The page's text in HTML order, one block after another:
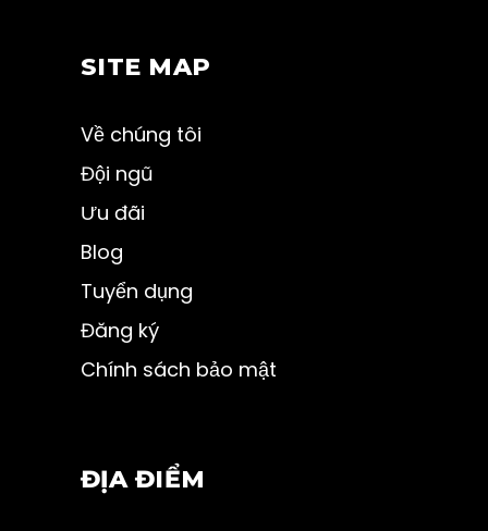
SITE MAP
Về chúng tôi
Đội ngũ
Ưu đãi
Blog
Tuyển dụng
Đăng ký
Chính sách bảo mật
ĐỊA ĐIỂM